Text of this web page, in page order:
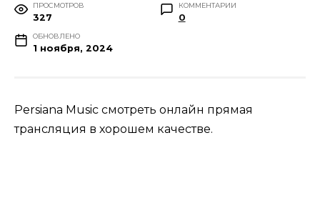
ПРОСМОТРОВ
327
КОММЕНТАРИИ
0
ОБНОВЛЕНО
1 ноября, 2024
Persiana Music смотреть онлайн прямая
трансляция в хорошем качестве.